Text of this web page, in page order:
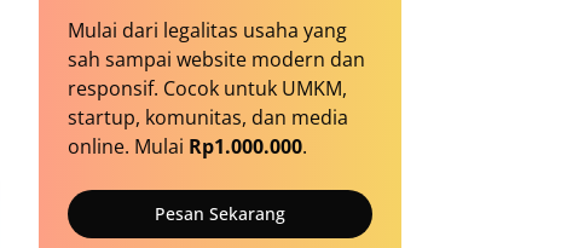
Mulai dari legalitas usaha yang
sah sampai website modern dan
responsif. Cocok untuk UMKM,
startup, komunitas, dan media
online. Mulai Rp1.000.000.
Pesan Sekarang